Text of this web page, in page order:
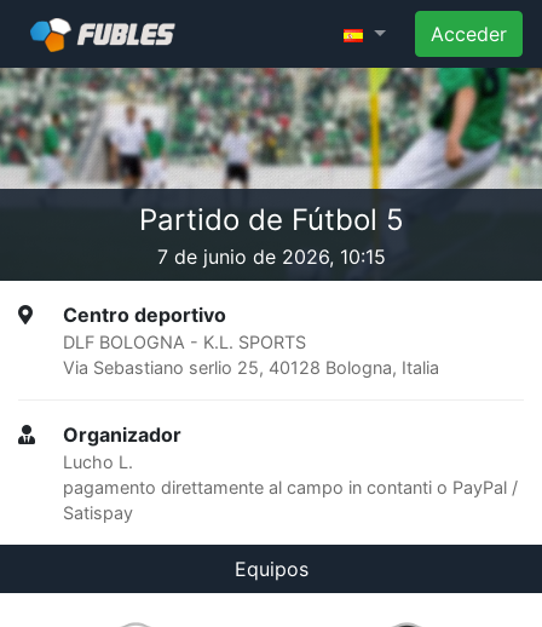
Acceder
Partido de Fútbol 5
7 de junio de 2026, 10:15
Centro deportivo
DLF BOLOGNA - K.L. SPORTS
Via Sebastiano serlio 25, 40128 Bologna, Italia
Organizador
Lucho L.
pagamento direttamente al campo in contanti o PayPal /
Satispay
Equipos